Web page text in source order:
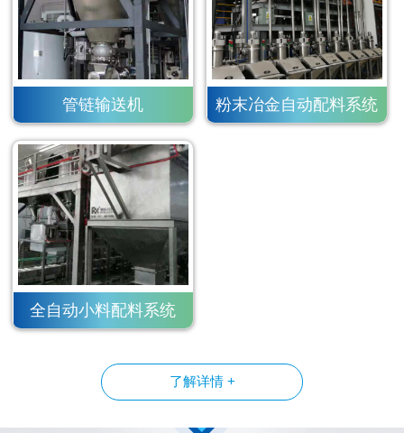
管链输送机 粉末冶金自动配料系统
全自动小料配料系统
了解详情 +